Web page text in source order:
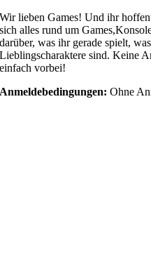
Wir lieben Games! Und ihr
sich alles rund um
darüber, was ihr gerade spielt,
Lieblingscharaktere sind. Keine
einfach vorbei!
Anmeldebedingungen: Ohne